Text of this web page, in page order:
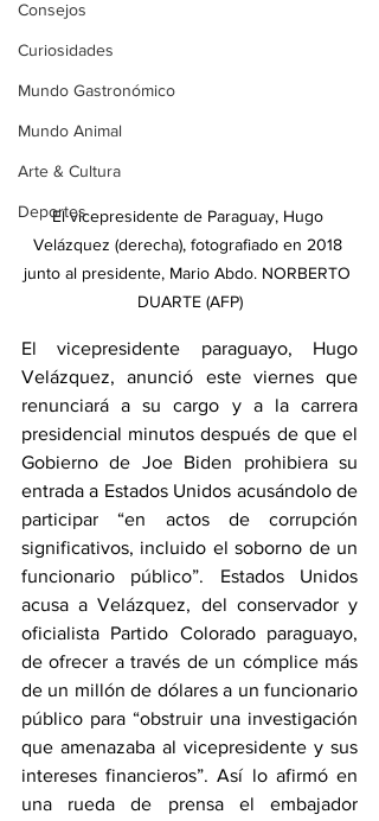
Consejos
Curiosidades
Mundo Gastronómico
Mundo Animal
Arte & Cultura
DeportesEl vicepresidente de Paraguay, Hugo
Velázquez (derecha), fotografiado en 2018
junto al presidente, Mario Abdo. NORBERTO
DUARTE (AFP)
El vicepresidente paraguayo, Hugo
Velázquez, anunció este viernes que
renunciará a su cargo y a la carrera
presidencial minutos después de que el
Gobierno de Joe Biden prohibiera su
entrada a Estados Unidos acusándolo de
participar “en actos de corrupción
significativos, incluido el soborno de un
funcionario público”. Estados Unidos
acusa a Velázquez, del conservador y
oficialista Partido Colorado paraguayo,
de ofrecer a través de un cómplice más
de un millón de dólares a un funcionario
público para “obstruir una investigación
que amenazaba al vicepresidente y sus
intereses financieros”. Así lo afirmó en
una rueda de prensa el embajador